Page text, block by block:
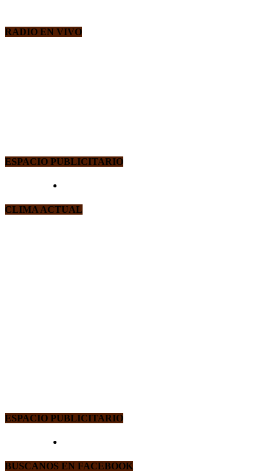
RADIO EN VIVO
ESPACIO PUBLICITARIO
CLIMA ACTUAL
ESPACIO PUBLICITARIO
BUSCANOS EN FACEBOOK